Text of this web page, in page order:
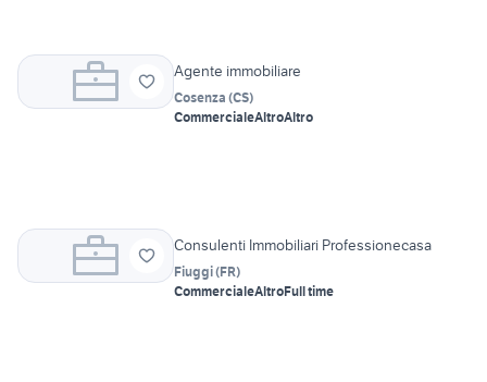
Agente immobiliare
Cosenza (CS)
CommercialeAltroAltro
Consulenti Immobiliari Professionecasa
Fiuggi(FR)
CommercialeAltroFull time